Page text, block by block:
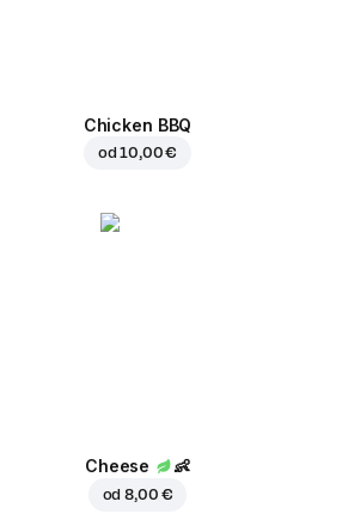
Chicken BBQ
od10,00 €
Cheese 👶
od8,00 €